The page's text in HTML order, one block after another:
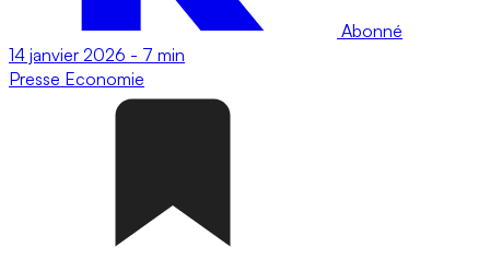
Abonné
14 janvier 2026 - 7 min
Presse Economie